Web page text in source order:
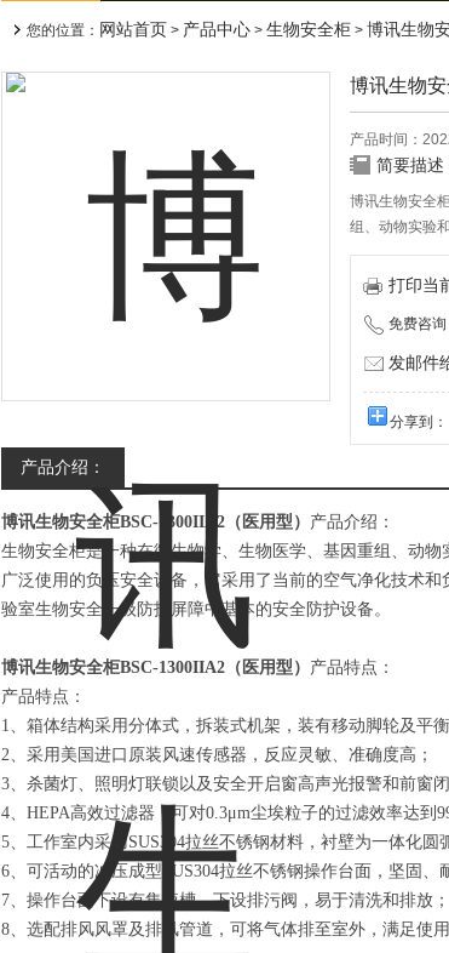
您的位置： 网站首页 > 产品中心 > 生物安全柜 > 博讯生物
博讯生物安
产品时间：
简要描述
博讯生物安全
组、动物实验
压安全设备，
员和样品的保
打印当
免费咨
发邮件
分享到：
产品介绍：
博讯生物安全柜BSC-1300IIA2（医用型） 产品介绍：
生物安全柜是一种在微生物学、生物医学、基因重组、动
广泛使用的负压安全设备，它采用了当前的空气净化技术
验室生物安全一级防护屏障中基本的安全防护设备。
博讯生物安全柜BSC-1300IIA2（医用型） 产品特点：
产品特点：
1、箱体结构采用分体式，拆装式机架，装有移动脚轮及平
2、采用美国进口原装风速传感器，反应灵敏、准确度高；
3、杀菌灯、照明灯联锁以及安全开启窗高声光报警和前窗
4、HEPA高效过滤器，可对0.3μm尘埃粒子的过滤效率达到
5、工作室内采用SUS304拉丝不锈钢材料，衬壁为一体化
6、可活动的冲压成型SUS304拉丝不锈钢操作台面，坚固、
7、操作台面下设有集液槽，下设排污阀，易于清洗和排放；
8、选配排风风罩及排风管道，可将气体排至室外，满足使用